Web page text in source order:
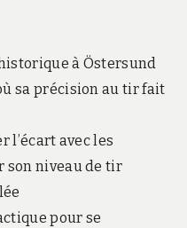
à Östersund
sa précision au tir fait
l’écart avec les
son niveau de tir
pour se